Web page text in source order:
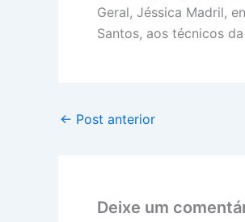
Geral, Jéssica Madril,
Santos, aos técnicos
← Post anterior
Deixe um